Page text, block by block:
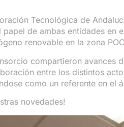
Tecnológica de
de ambas entidades en
renovable en la zona
compartieron avances
entre los distintos
como un referente en el
novedades!